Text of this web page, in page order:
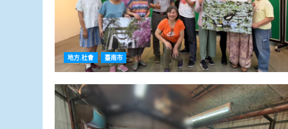
地方.社會 臺南市